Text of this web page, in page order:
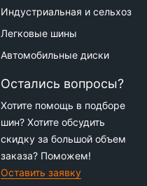
Индустриальная и сельхоз
Легковые шины
Автомобильные диски
Остались вопросы?
Хотите помощь в подборе
шин? Хотите обсудить
скидку за большой объем
заказа? Поможем!
Оставить заявку